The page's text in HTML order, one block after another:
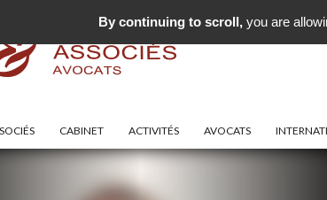
CABINET ACTIVITÉS AVOCATS
By continuing to scroll, you are